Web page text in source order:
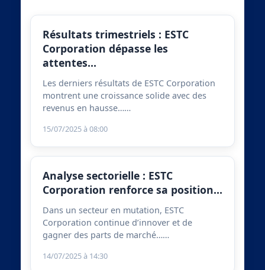
Résultats trimestriels : ESTC
Corporation dépasse les
attentes…
Les derniers résultats de ESTC Corporation
montrent une croissance solide avec des
revenus en hausse……
15/07/2025 à 08:00
Analyse sectorielle : ESTC
Corporation renforce sa position…
Dans un secteur en mutation, ESTC
Corporation continue d’innover et de
gagner des parts de marché……
14/07/2025 à 14:30